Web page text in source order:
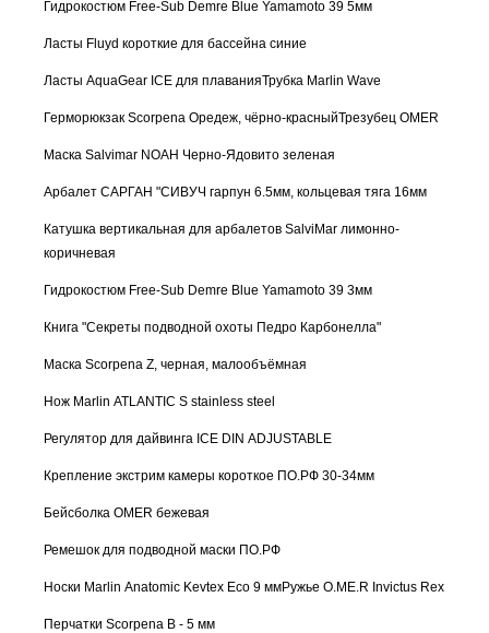
Гидрокостюм Free-Sub Demre Blue Yamamoto 39 5мм
Ласты Fluyd короткие для бассейна синие
Ласты AquaGear ICE для плаванияТрубка Marlin Wave
Герморюкзак Scorpena Оредеж, чёрно-красныйТрезубец OMER
Маска Salvimar NOAH Черно-Ядовито зеленая
Арбалет САРГАН "СИВУЧ гарпун 6.5мм, кольцевая тяга 16мм
Катушка вертикальная для арбалетов SalviMar лимонно-
коричневая
Гидрокостюм Free-Sub Demre Blue Yamamoto 39 3мм
Книга "Секреты подводной охоты Педро Карбонелла"
Маска Scorpena Z, черная, малообъёмная
Нож Marlin ATLANTIC S stainless steel
Регулятор для дайвинга ICE DIN ADJUSTABLE
Крепление экстрим камеры короткое ПО.РФ 30-34мм
Бейсболка OMER бежевая
Ремешок для подводной маски ПО.РФ
Носки Marlin Anatomic Kevtex Eco 9 ммРужье O.ME.R Invictus Rex
Перчатки Scorpena B - 5 мм